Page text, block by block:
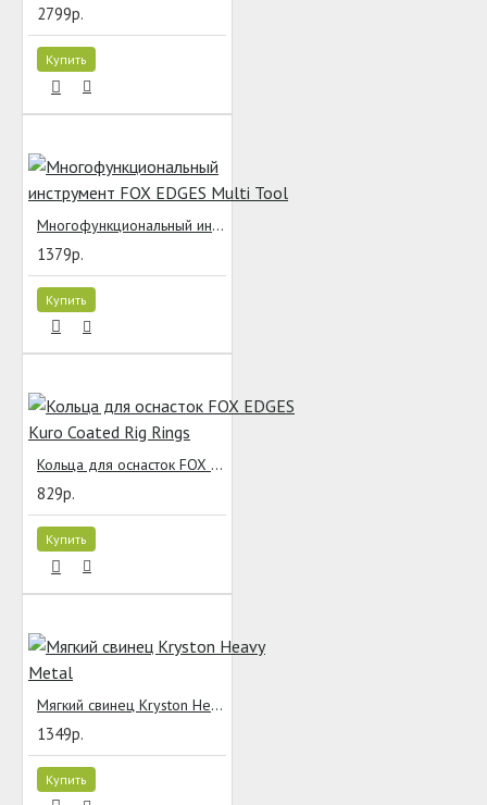
2799р.
Купить
Многофункциональный инструмент FOX EDGES Multi Tool
1379р.
Купить
Кольца для оснасток FOX EDGES Kuro Coated Rig Rings
829р.
Купить
Мягкий свинец Kryston Heavy Metal
1349р.
Купить